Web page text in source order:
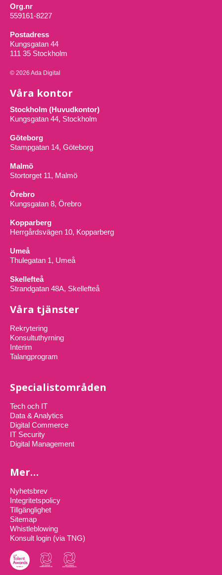
Org.nr
559161-8227
Postadress
Kungsgatan 44
111 35 Stockholm
© 2026 Ada Digital
Våra kontor
Stockholm (Huvudkontor)
Kungsgatan 44, Stockholm
Göteborg
Stampgatan 14, Göteborg
Malmö
Stortorget 11, Malmö
Örebro
Kungsgatan 8, Örebro
Kopparberg
Herrgårdsvägen 10, Kopparberg
Umeå
Thulegatan 1, Umeå
Skellefteå
Strandgatan 48A, Skellefteå
Våra tjänster
Rekrytering
Konsultuthyrning
Interim
Talangprogram
Specialistområden
Tech och IT
Data & Analytics
Digital Commerce
IT Security
Digital Management
Mer…
Nyhetsbrev
Integritetspolicy
Tillgänglighet
Sitemap
Whistleblowing
Konsult login (via TNG)